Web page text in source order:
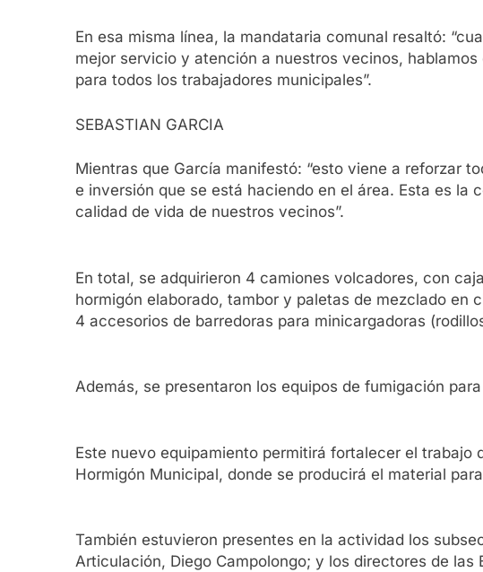
En esa misma línea, la mandataria comunal resaltó:
mejor servicio y atención a nuestros vecinos,
para todos los trabajadores municipales”.
SEBASTIAN GARCIA
Mientras que García manifestó: “esto viene a reforzar
e inversión que se está haciendo en el área. Esta es la
calidad de vida de nuestros vecinos”.
En total, se adquirieron 4 camiones volcadores, con
hormigón elaborado, tambor y paletas de mezclado en
4 accesorios de barredoras para minicargadoras
Además, se presentaron los equipos de fumigación
Este nuevo equipamiento permitirá fortalecer el
Hormigón Municipal, donde se producirá el material
También estuvieron presentes en la actividad los
Articulación, Diego Campolongo; y los directores de las